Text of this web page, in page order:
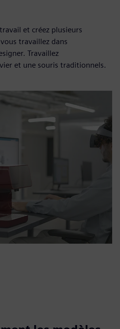
et créez plusieurs
travaillez dans
Travaillez
et une souris traditionnels.